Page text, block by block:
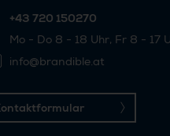
+43 720 150270
Mo - Do 8 - 18 Uhr, Fr 8 - 17
info@brandible.at
Kontaktformular